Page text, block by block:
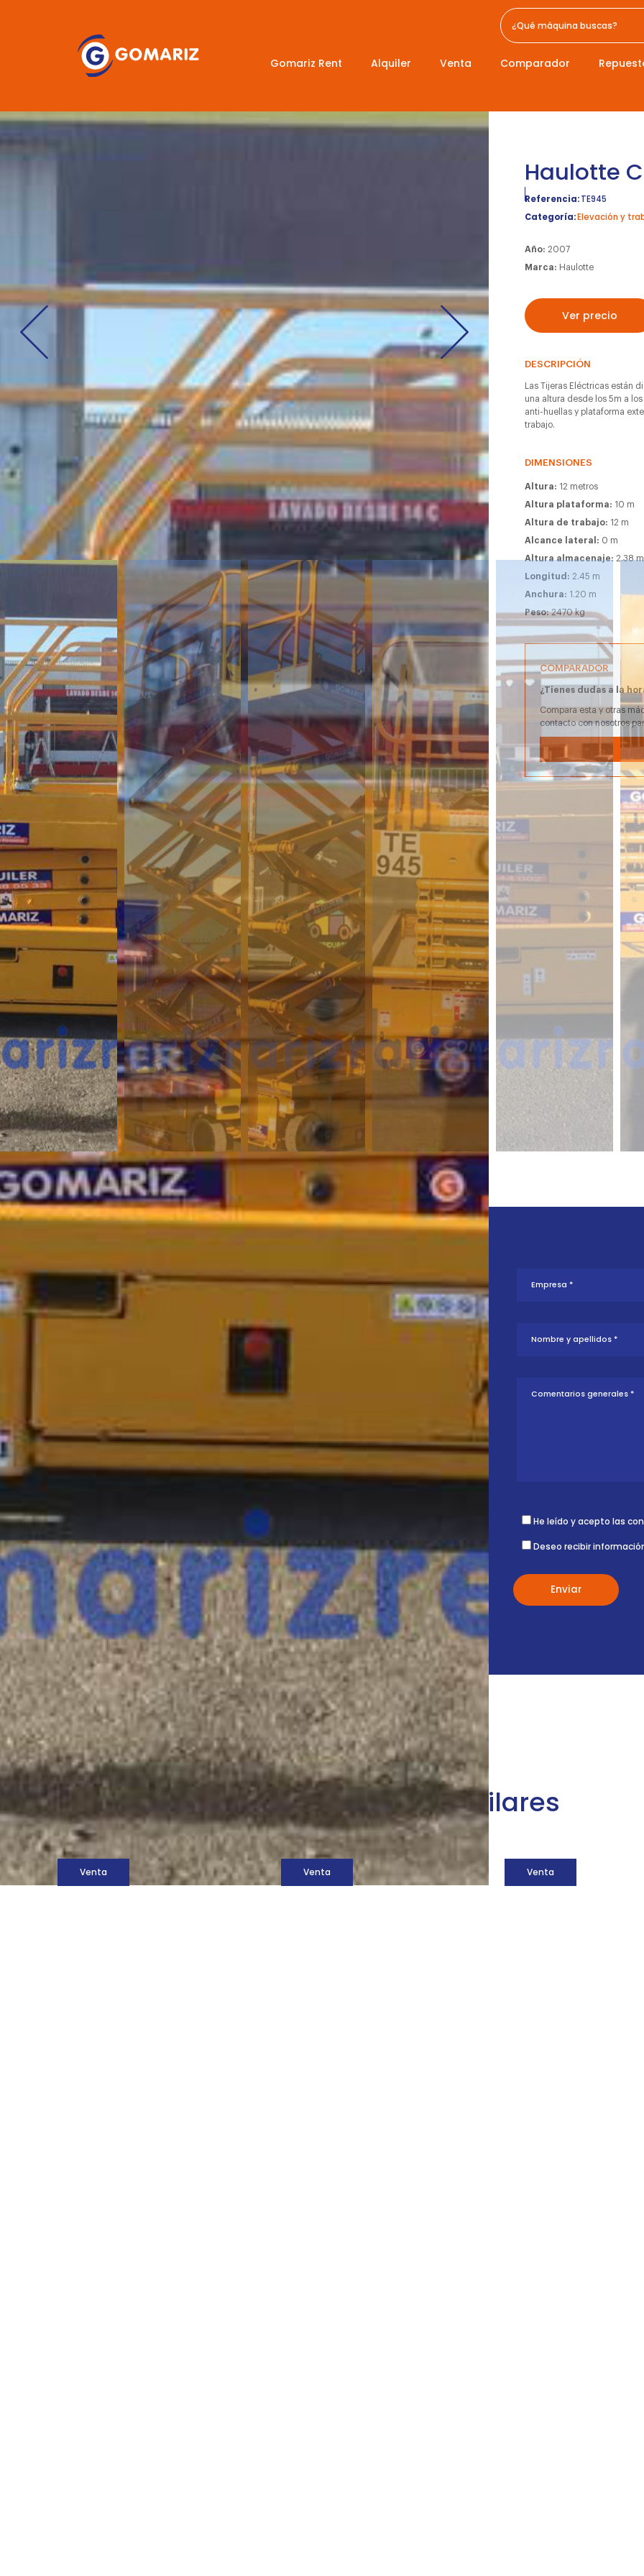
Gomariz Rent Alquiler Venta Comparador
Haulotte
Referencia:TE945
Categoría:Elevación y
Año:2007
Marca: Haulotte
Ver precio
DESCRIPCIÓN
Las Tijeras Eléctricas están
una altura desde los 5m a
anti-huellas y plataforma
trabajo.
DIMENSIONES
Altura: 12 metros
Altura plataforma: 10 m
Altura de trabajo: 12 m
Alcance lateral: 0 m
Altura almacenaje:2.38 m
Longitud:2.45 m
Anchura: 1.20 m
Peso:2470 kg
COMPARADOR
¿Tienes dudas a la
Compara esta y otras
contacto con nosotros
¿Te interesa
esta máquina?
Rellena este formulario y recibiremos tu solicitud sobre esta
máquina para ponernos en contacto directo contigo.
Haulotte Compact 12
He leído y acepto las
Deseo recibir
Máquinas similares
Venta Venta Venta